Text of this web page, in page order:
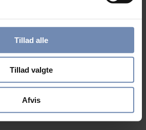
Tillad alle
Tillad valgte
Afvis